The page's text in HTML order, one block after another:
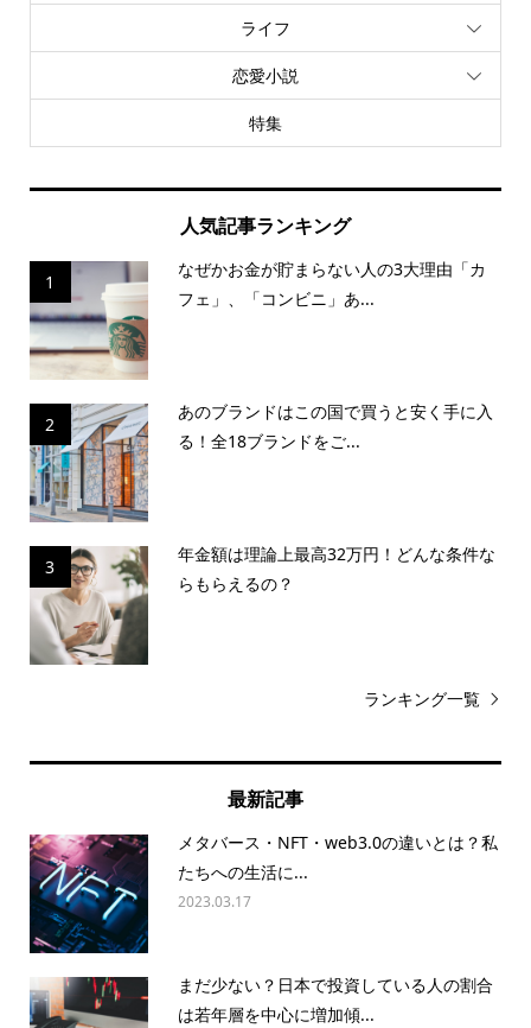
ライフ
恋愛小説
特集
人気記事ランキング
1
なぜかお金が貯まらない人の3大理由「カ
フェ」、「コンビニ」あ...
2
あのブランドはこの国で買うと安く手に入
る！全18ブランドをご...
3
年金額は理論上最高32万円！どんな条件な
らもらえるの？
ランキング一覧
最新記事
メタバース・NFT・web3.0の違いとは？私
たちへの生活に...
2023.03.17
まだ少ない？日本で投資している人の割合
は若年層を中心に増加傾...